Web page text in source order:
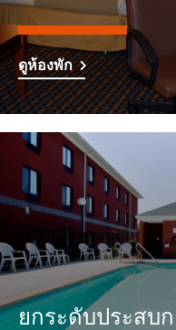
ดูห้องพัก
ยกระดับประสบ